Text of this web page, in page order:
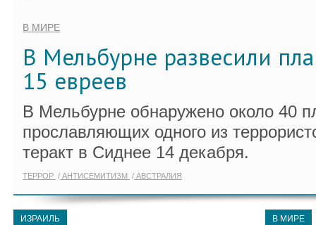
В МИРЕ
В Мельбурне развесили
15 евреев
В Мельбурне обнаружено около 40
прославляющих одного из
теракт в Сиднее 14 декабря.
ТЕРРОР АНТИСЕМИТИЗМ АВСТРАЛИЯ
ИЗРАИЛЬ В МИРЕ